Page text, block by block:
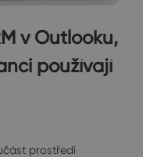
v Outlooku,
používají
prostředí